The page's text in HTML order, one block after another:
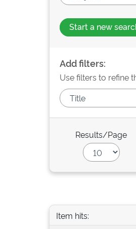
Start a new
Add filters:
Use filters to refine
Results/Page
Item hits: